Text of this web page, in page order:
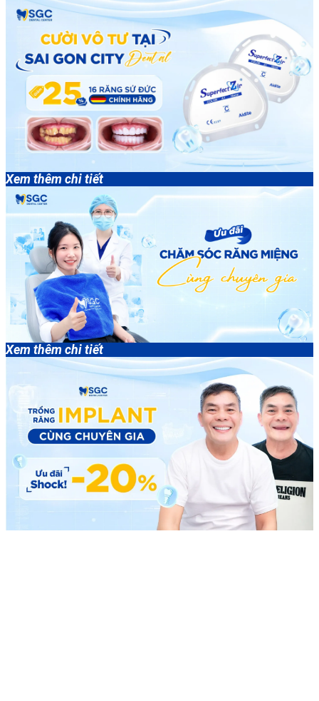
Xem thêm chi tiết
Xem thêm chi tiết